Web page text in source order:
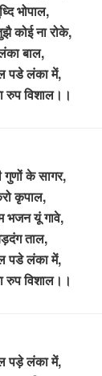
भोपाल,
कोई ना रोके,
बाल,
पडे लंका में,
रुप विशाल।।
गुणों के सागर,
कृपाल,
भजन यूं गावे,
ताल,
पडे लंका में,
रुप विशाल।।
पड़े लंका में,